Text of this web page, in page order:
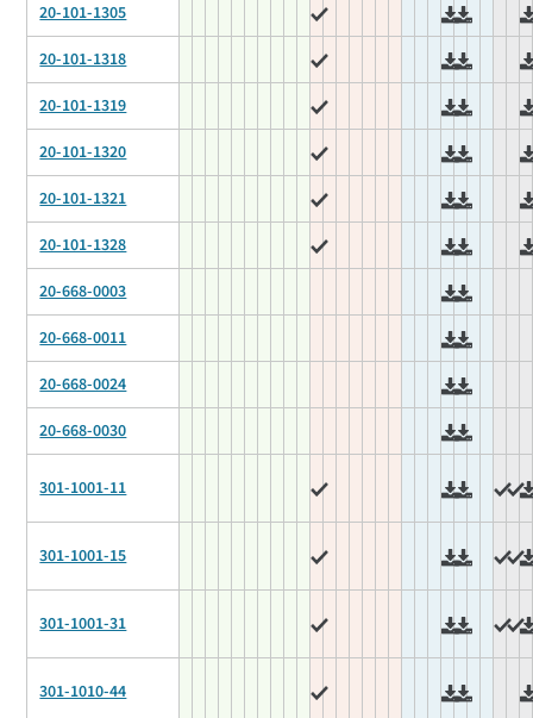
20-101-1305
20-101-1318
20-101-1319
20-101-1320
20-101-1321
20-101-1328
20-668-0003
20-668-0011
20-668-0024
20-668-0030
301-1001-11
301-1001-15
301-1001-31
301-1010-44